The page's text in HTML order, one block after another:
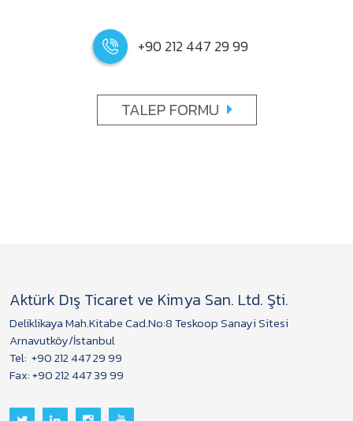
+90 212 447 29 99
TALEP FORMU
Aktürk Dış Ticaret ve Kimya San. Ltd. Şti.
Deliklikaya Mah.Kitabe Cad.No:8 Teskoop Sanayi Sitesi
Arnavutköy/İstanbul
Tel: +90 212 447 29 99
Fax: +90 212 447 39 99